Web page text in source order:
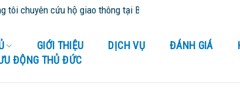
chuyên cứu hộ giao thông tại Bình Dương và tỉnh thành lân
GIỚI THIỆU DỊCH VỤ ĐÁNH GIÁ
ĐỘNG THỦ ĐỨC